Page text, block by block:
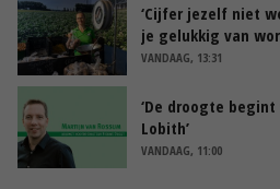
‘Cijfer jezelf niet
je gelukkig van
VANDAAG, 13:31
‘De droogte
Lobith’
VANDAAG, 11:00